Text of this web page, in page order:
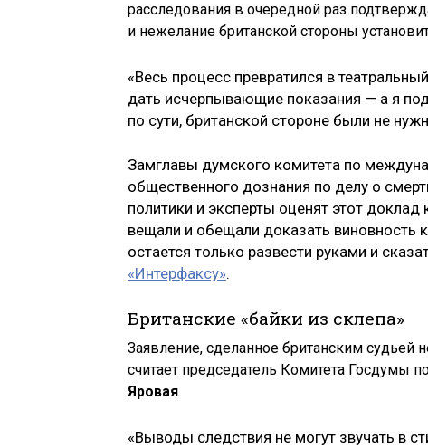
расследования в очередной раз
и нежелание британской стороны
«Весь процесс превратился в
дать исчерпывающие показания — а я
по сути, британской стороне были не
Замглавы думского комитета по
общественного дознания по делу о
политики и эксперты оценят этот
вещали и обещали доказать виновность
остается только развести руками и
«Интерфаксу».
Британские «байки из склепа»
Заявление, сделанное британским судьей
считает председатель Комитета Госдумы
Яровая.
«Выводы следствия не могут звучать в